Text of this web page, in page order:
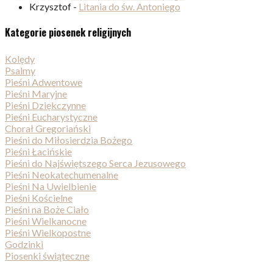
Krzysztof - Litania do św. Antoniego
Kategorie piosenek religijnych
Kolędy
Psalmy
Pieśni Adwentowe
Pieśni Maryjne
Pieśni Dziękczynne
Pieśni Eucharystyczne
Chorał Gregoriański
Pieśni do Miłosierdzia Bożego
Pieśni Łacińskie
Pieśni do Najświętszego Serca Jezusowego
Pieśni Neokatechumenalne
Pieśni Na Uwielbienie
Pieśni Kościelne
Pieśni na Boże Ciało
Pieśni Wielkanocne
Pieśni Wielkopostne
Godzinki
Piosenki świąteczne